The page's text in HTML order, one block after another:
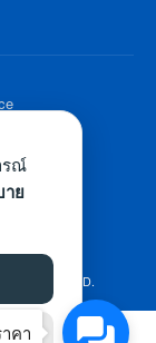
RESERVED.
คา
รณ์
าย